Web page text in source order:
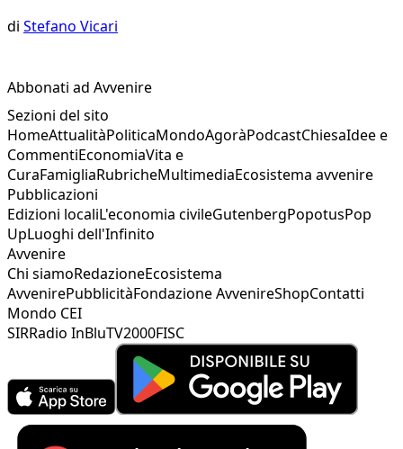
di Stefano Vicari
Abbonati ad Avvenire
Sezioni del sito
HomeAttualitàPoliticaMondoAgoràPodcastChiesaIdee e
CommentiEconomiaVita e
CuraFamigliaRubricheMultimediaEcosistema avvenire
Pubblicazioni
Edizioni localiL'economia civileGutenbergPopotusPop
UpLuoghi dell'Infinito
Avvenire
Chi siamoRedazioneEcosistema
AvvenirePubblicitàFondazione AvvenireShopContatti
Mondo CEI
SIRRadio InBluTV2000FISC